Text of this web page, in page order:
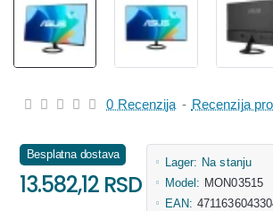
0 Recenzija - Recenzija
Besplatna dostava
13.582,12 RSD
Lager: Na stanju
Model: MON03515
EAN: